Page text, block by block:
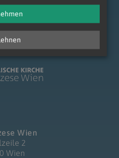
Wien
2
Wien